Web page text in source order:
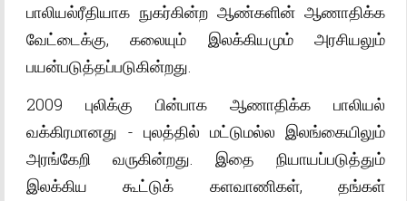
பாலியல்ரீதியாக நுகர்கின்ற ஆண்களின் ஆணாதிக்க
வேட்டைக்கு, கலையும் இலக்கியமும் அரசியலும்
பயன்படுத்தப்படுகின்றது.
2009 புலிக்கு பின்பாக ஆணாதிக்க பாலியல்
வக்கிரமானது - புலத்தில் மட்டுமல்ல இலங்கையிலும்
அரங்கேறி வருகின்றது. இதை நியாயப்படுத்தும்
இலக்கிய கூட்டுக் களவாணிகள், தங்கள்